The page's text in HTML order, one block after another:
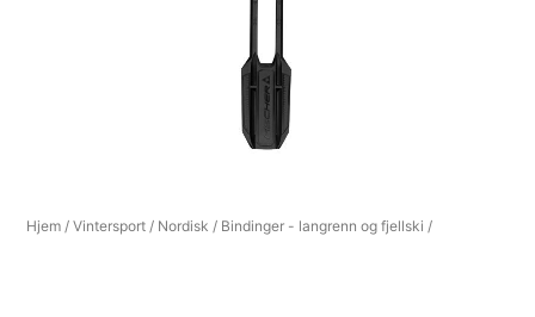
Hjem /Vintersport / Nordisk / Bindinger - langrenn og fjellski /